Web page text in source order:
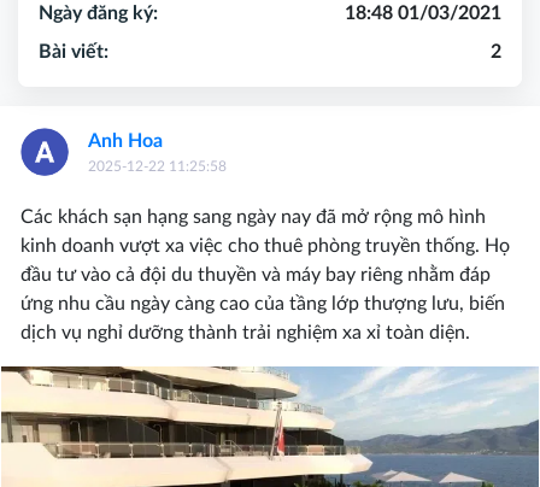
Anh Hoa
2025-12-22 11:25:58
Các khách sạn hạng sang ngày nay đã mở rộng mô hình
kinh doanh vượt xa việc cho thuê phòng truyền thống. Họ
đầu tư vào cả đội du thuyền và máy bay riêng nhằm đáp
ứng nhu cầu ngày càng cao của tầng lớp thượng lưu, biến
dịch vụ nghỉ dưỡng thành trải nghiệm xa xỉ toàn diện.
Ngày đăng ký:
18:48 01/03/2021
Bài viết:
2